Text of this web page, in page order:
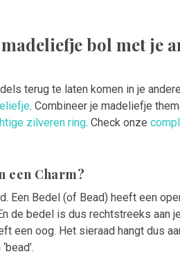
bol met je
terug te laten komen in je
. Combineer je madeliefje
zilveren ring. Check onze
een Charm?
Een Bedel (of Bead) heeft een
de bedel is dus rechtstreeks aan
een oog. Het sieraad hangt dus